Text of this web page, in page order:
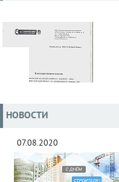
НОВОСТИ
07.08.2020